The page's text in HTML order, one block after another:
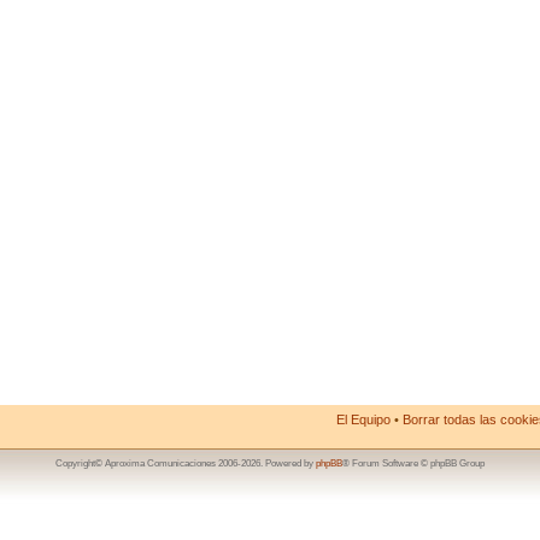
El Equipo • Borrar todas las
Copyright© Aproxima Comunicaciones 2006-2026. Powered by phpBB® Forum Software © phpBB Group